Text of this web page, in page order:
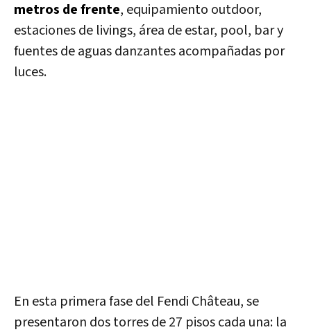
metros de frente, equipamiento outdoor,
estaciones de livings, área de estar, pool, bar y
fuentes de aguas danzantes acompañadas por
luces.
En esta primera fase del Fendi Château, se
presentaron dos torres de 27 pisos cada una: la